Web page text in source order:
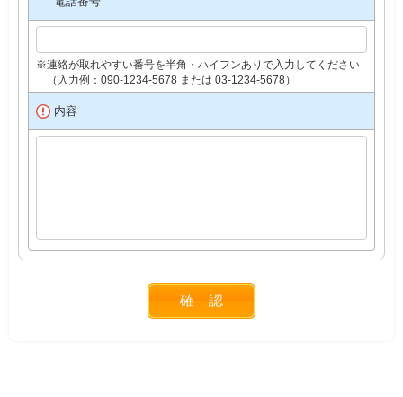
※連絡が取れやすい番号を半角・ハイフンありで入力してください
（入力例：090-1234-5678 または 03-1234-5678）
内容
確 認